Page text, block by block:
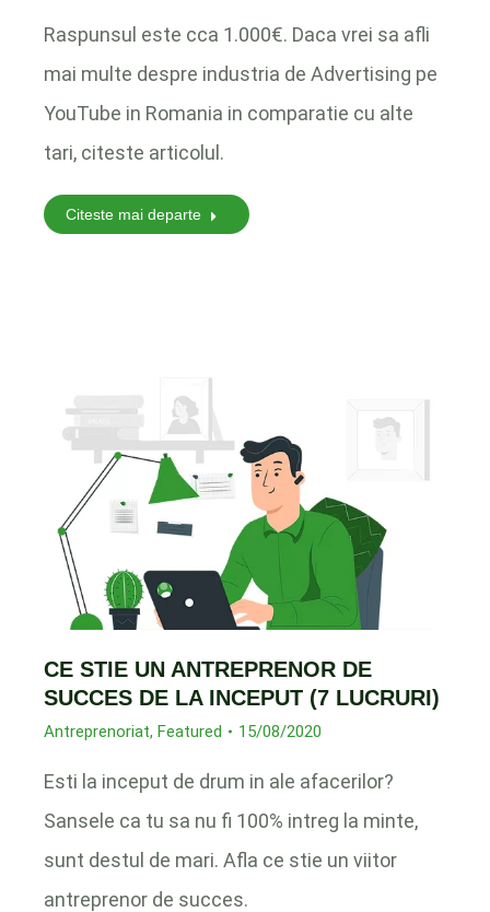
Raspunsul este cca 1.000€. Daca vrei sa afli
mai multe despre industria de Advertising pe
YouTube in Romania in comparatie cu alte
tari, citeste articolul.
Citeste mai departe
CE STIE UN ANTREPRENOR DE
SUCCES DE LA INCEPUT (7 LUCRURI)
Antreprenoriat, Featured 15/08/2020
Esti la inceput de drum in ale afacerilor?
Sansele ca tu sa nu fi 100% intreg la minte,
sunt destul de mari. Afla ce stie un viitor
antreprenor de succes.